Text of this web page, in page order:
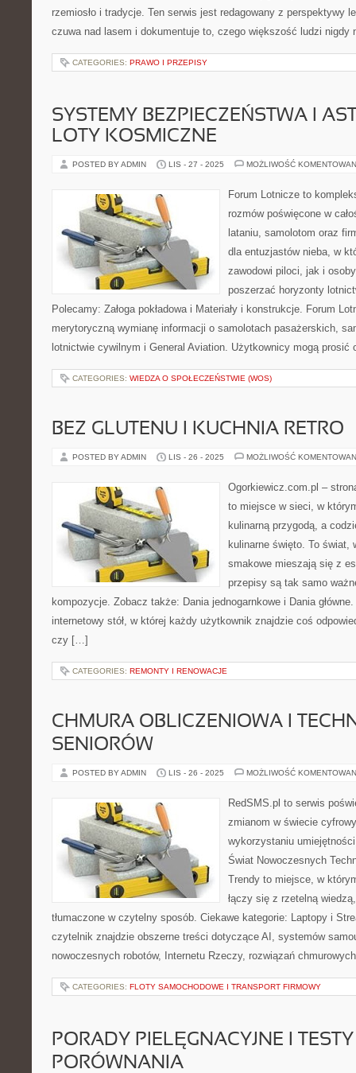
rzemiosło i tradycje. Ten serwis jest redagowany z perspektywy
czuwa nad lasem i dokumentuje to, czego większość ludzi
CATEGORIES: PRAWO I PRZEPISY
SYSTEMY BEZPIECZEŃSTWA I
LOTY KOSMICZNE
POSTED BY ADMIN LIS - 27 - 2025 MOŻLIWOŚĆ
Forum Lotnicze to
rozmów poświęcone w
lataniu, samolotom oraz
dla entuzjastów nieba, w
zawodowi piloci, jak i
poszerzać horyzonty
Polecamy: Załoga pokładowa i Materiały i konstrukcje. Forum
merytoryczną wymianę informacji o samolotach pasażerskich,
lotnictwie cywilnym i General Aviation. Użytkownicy mogą
CATEGORIES: WIEDZA O SPOŁECZEŃSTWIE (WOS)
BEZ GLUTENU I KUCHNIA RETRO
POSTED BY ADMIN LIS - 26 - 2025 MOŻLIWOŚĆ
Ogorkiewicz.com.pl –
to miejsce w sieci, w
kulinarną przygodą, a
kulinarne święto. To
smakowe mieszają się z
przepisy są tak samo
kompozycje. Zobacz także: Dania jednogarnkowe i Dania
internetowy stół, w której każdy użytkownik znajdzie coś
czy […]
CATEGORIES: REMONTY I RENOWACJE
CHMURA OBLICZENIOWA I
SENIORÓW
POSTED BY ADMIN LIS - 26 - 2025 MOŻLIWOŚĆ
RedSMS.pl to serwis
zmianom w świecie
wykorzystaniu
Świat Nowoczesnych
Trendy to miejsce, w
łączy się z rzetelną
tłumaczone w czytelny sposób. Ciekawe kategorie: Laptopy i
czytelnik znajdzie obszerne treści dotyczące AI, systemów
nowoczesnych robotów, Internetu Rzeczy, rozwiązań
CATEGORIES: FLOTY SAMOCHODOWE I TRANSPORT FIRMOWY
PORADY PIELĘGNACYJNE I
PORÓWNANIA